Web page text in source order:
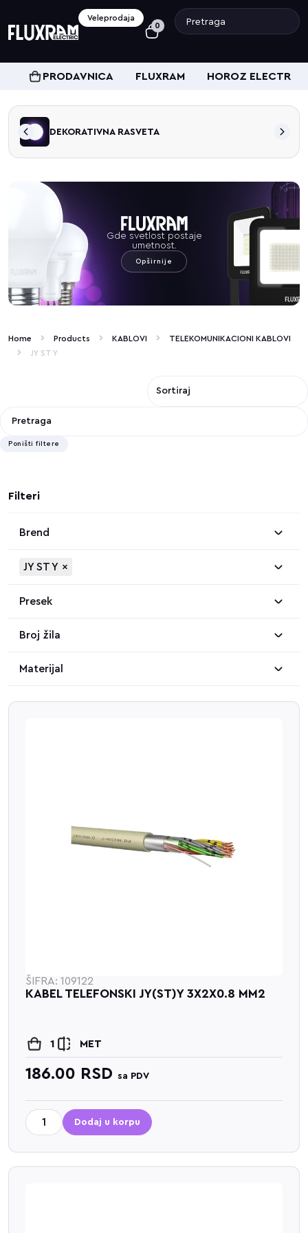
Veleprodaja
0
PRODAVNICA FLUXRAM HOROZ ELECTRIC
DEKORATIVNA RASVETA
Gde svetlost postaje
umetnost.
Opširnije
Home Products KABLOVI
TELEKOMUNIKACIONI KABLOVI
JY ST Y
Poništi filtere
Filteri
Brend
JY ST Y ×
Presek
Broj žila
Materijal
ŠIFRA: 109122
KABEL TELEFONSKI JY(ST)Y 3X2X0.8 MM2
1 MET
186.00 RSD sa PDV
Dodaj u korpu